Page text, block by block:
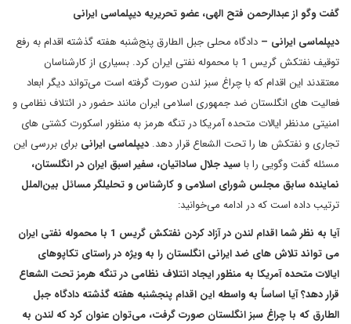
گفت وگو از عبدالرحمن فتح الهی، عضو تحریریه دیپلماسی ایرانی
دیپلماسی ایرانی – دادگاه محلی جبل الطارق پنج‌شنبه هفته گذشته اقدام به رفع
توقیف نفتکش گریس 1 با محموله نفتی ایران کرد. بسیاری از کارشناسان
معتقدند این اقدام که با چراغ سبز لندن صورت گرفته است می‌تواند دیگر ابعاد
فعالیت های انگلستان ضد جمهوری اسلامی ایران مانند حضور در ائتلاف نظامی و
امنیتی مدنظر ایالات متحده آمریکا در تنگه هرمز به منظور اسکورت کشتی های
تجاری و نفتکش ها را تحت الشعاع قرار دهد. دیپلماسی ایرانی برای بررسی این
مسئله گفت وگویی را باسید جلال ساداتیان، سفیر اسبق ایران در انگلستان،
نماینده سابق مجلس شورای اسلامی و کارشناس و تحلیلگر مسائل بین‌الملل
ترتیب داده است که در ادامه می‌خوانید:
آیا به نظر شما اقدام لندن در آزاد کردن نفتکش گریس 1 با محموله نفتی ایران
می ‌تواند تلاش های ضد ایرانی انگلستان را به ویژه در راستای تکاپوهای
ایالات متحده آمریکا به منظور ایجاد ائتلاف نظامی در تنگه هرمز تحت الشعاع
قرار دهد؟ آیا اساساً به واسطه این اقدام پنجشنبه هفته گذشته دادگاه جبل
الطارق که با چراغ سبز انگلستان صورت گرفت، می‌توان عنوان کرد که لندن به